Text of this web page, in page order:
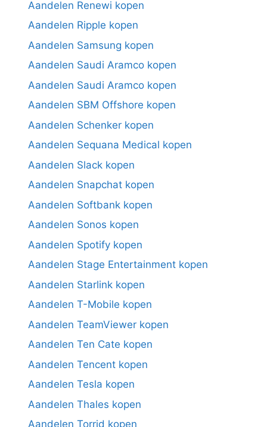
Aandelen Renewi kopen
Aandelen Ripple kopen
Aandelen Samsung kopen
Aandelen Saudi Aramco kopen
Aandelen Saudi Aramco kopen
Aandelen SBM Offshore kopen
Aandelen Schenker kopen
Aandelen Sequana Medical kopen
Aandelen Slack kopen
Aandelen Snapchat kopen
Aandelen Softbank kopen
Aandelen Sonos kopen
Aandelen Spotify kopen
Aandelen Stage Entertainment kopen
Aandelen Starlink kopen
Aandelen T-Mobile kopen
Aandelen TeamViewer kopen
Aandelen Ten Cate kopen
Aandelen Tencent kopen
Aandelen Tesla kopen
Aandelen Thales kopen
Aandelen Torrid kopen